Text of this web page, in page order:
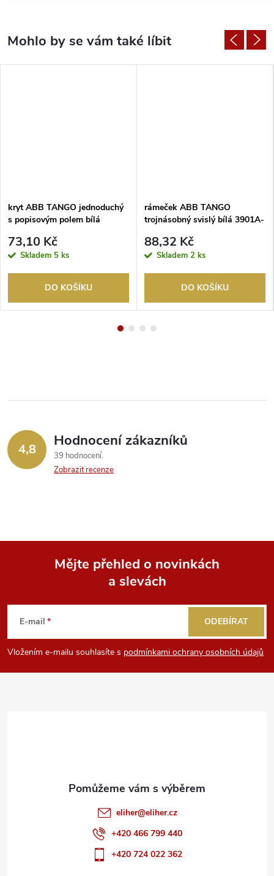
kryt ABB TANGO jednoduchý
s popisovým polem bílá
73,10 Kč
Skladem 5 ks
DO KOŠÍKU
rámeček ABB TANGO
trojnásobný svislý bílá 3901A-
88,32 Kč
Skladem 2 ks
DO KOŠÍKU
4,8 Hodnocení zákazníků
39 hodnocení
Zobrazit recenze
p
Mějte přehled o novinkách
a slevách
E-mail
Vložením e-mailu souhlasíte s podmínkami ochrany osobních údajů
ODEBÍRAT
eliher@eliher.cz
+420 466 799 440
+420 724 022 362